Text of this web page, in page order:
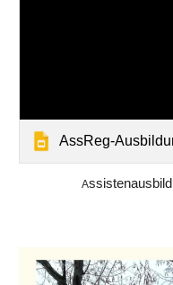
AssReg-
A